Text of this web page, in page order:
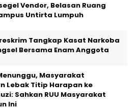
Vendor, Belasan Ruang
Untirta Lumpuh
Tangkap Kasat Narkoba
Bersama Enam Anggota
Masyarakat
Lebak Titip Harapan ke
Sahkan RUU Masyarakat
Ini